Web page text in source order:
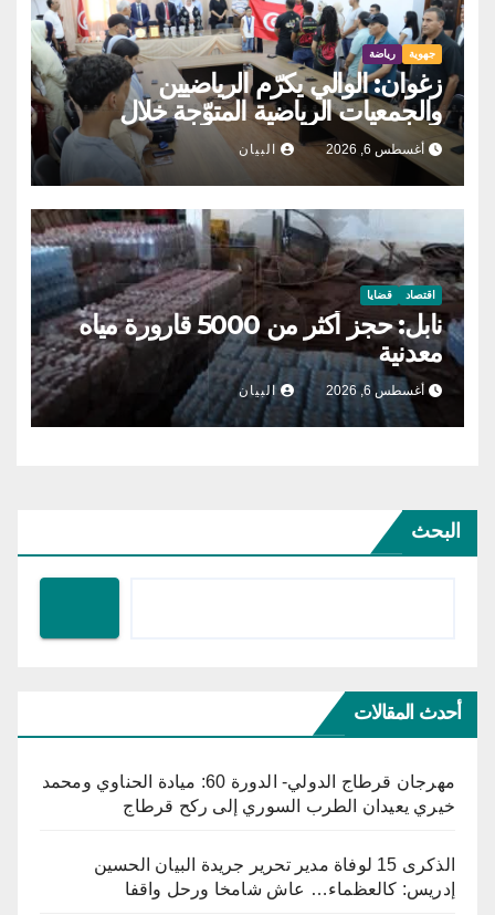
جهوية رياضة
زغوان: الوالي يكرّم الرياضيين
والجمعيات الرياضية المتوّجة خلال
موسم 2025-2026
أغسطس 6, 2026 البيان
اقتصاد قضايا
نابل: حجز أكثر من 5000 قارورة مياه
معدنية
أغسطس 6, 2026 البيان
البحث
أحدث المقالات
مهرجان قرطاج الدولي- الدورة 60: ميادة الحناوي ومحمد
خيري يعيدان الطرب السوري إلى ركح قرطاج
الذكرى 15 لوفاة مدير تحرير جريدة البيان الحسين
إدريس: كالعظماء… عاش شامخا ورحل واقفا